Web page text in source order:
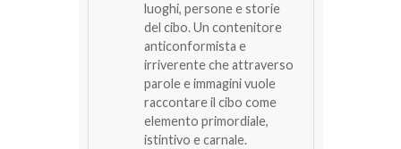
luoghi, persone e storie
del cibo. Un contenitore
anticonformista e
irriverente che attraverso
parole e immagini vuole
raccontare il cibo come
elemento primordiale,
istintivo e carnale.